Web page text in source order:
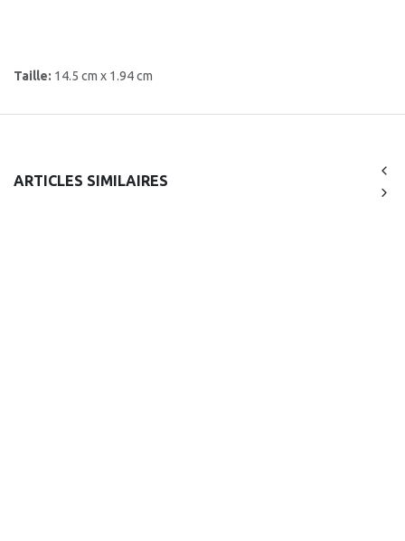
Taille: 14.5 cm x 1.94 cm
ARTICLES SIMILAIRES